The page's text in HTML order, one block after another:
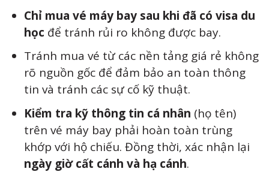
Chỉ mua vé máy bay sau khi đã có visa du
học để tránh rủi ro không được bay.
Tránh mua vé từ các nền tảng giá rẻ không
rõ nguồn gốc để đảm bảo an toàn thông
tin và tránh các sự cố kỹ thuật.
Kiểm tra kỹ thông tin cá nhân (họ tên)
trên vé máy bay phải hoàn toàn trùng
khớp với hộ chiếu. Đồng thời, xác nhận lại
ngày giờ cất cánh và hạ cánh.